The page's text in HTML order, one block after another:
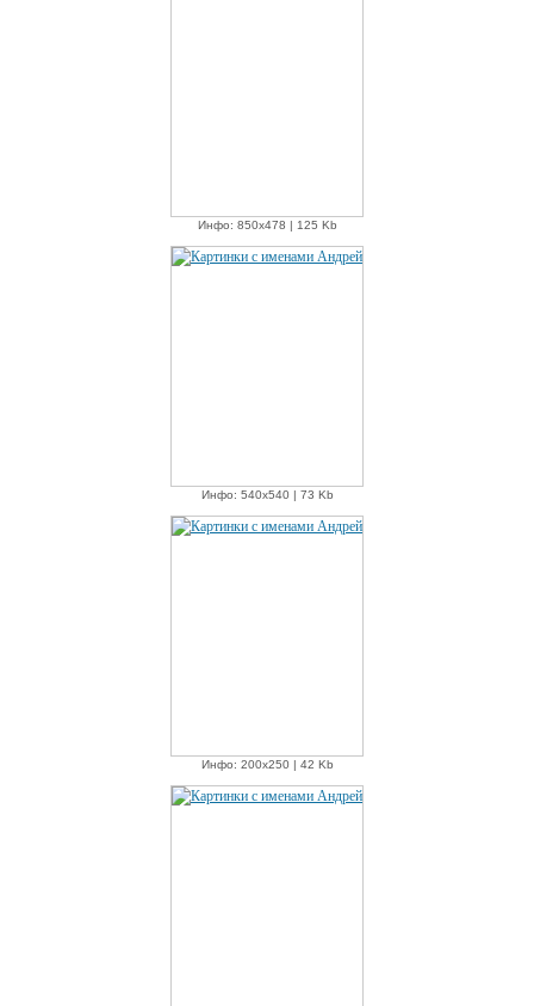
Инфо: 850х478 | 125 Kb
Инфо: 540х540 | 73 Kb
Инфо: 200х250 | 42 Kb